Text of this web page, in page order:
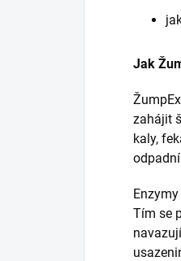
Jak
zahájit
kaly,
Tím se